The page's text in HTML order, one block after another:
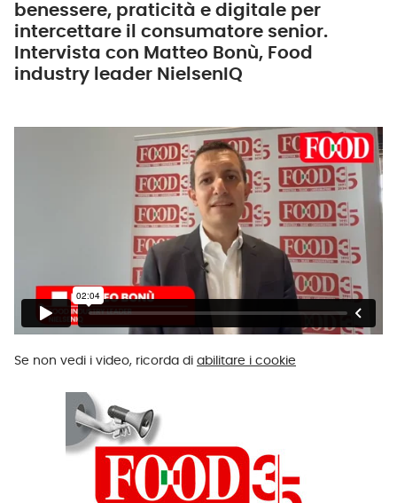
benessere, praticità e digitale per
intercettare il consumatore senior.
Intervista con Matteo Bonù, Food
industry leader NielsenIQ
Se non vedi i video, ricorda di abilitare i cookie